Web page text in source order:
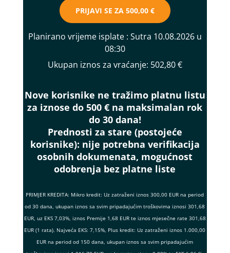
PRIJAVI SE ZA 500,00 €
Planirano vrijeme isplate : Sutra 10.08.2026 u
08:30
Ukupan iznos za vraćanje: 502,80 €
Nove korisnike ne tražimo platnu listu
za iznose do 500 € na maksimalan rok
do 30 dana!
Prednosti za stare (postojeće
korisnike): nije potrebna verifikacija
osobnih dokumenata, mogućnost
odobrenja bez platne liste
PRIMJER KREDITA: Mikro kredit: Uz zatraženi iznos 300,00 EUR na period
od 30 dana, ukupan iznos sa svim pripadajućim troškovima iznosi 301,68
EUR, uz EKS 7,03%, iznos Premije 1,68 EUR te iznos mjesečne rate 301,68
EUR (1 rata). Najveća EKS: 7,15%, Plus kredit: Uz zatraženi iznos 1.000,00
EUR na period od 150 dana, ukupan iznos sa svim pripadajućim